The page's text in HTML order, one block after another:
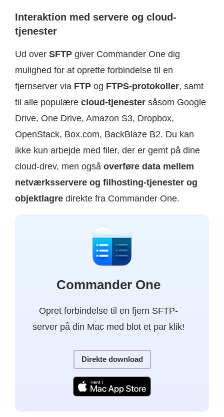
Interaktion med servere og cloud-
tjenester
Ud over SFTP giver Commander One dig
mulighed for at oprette forbindelse til en
fjernserver via FTP og FTPS-protokoller, samt
til alle populære cloud-tjenester såsom Google
Drive, One Drive, Amazon S3, Dropbox,
OpenStack, Box.com, BackBlaze B2. Du kan
ikke kun arbejde med filer, der er gemt på dine
cloud-drev, men også overføre data mellem
netværksservere og filhosting-tjenester og
objektlagre direkte fra Commander One.
Commander One
Opret forbindelse til en fjern SFTP-
server på din Mac med blot et par klik!
Direkte download